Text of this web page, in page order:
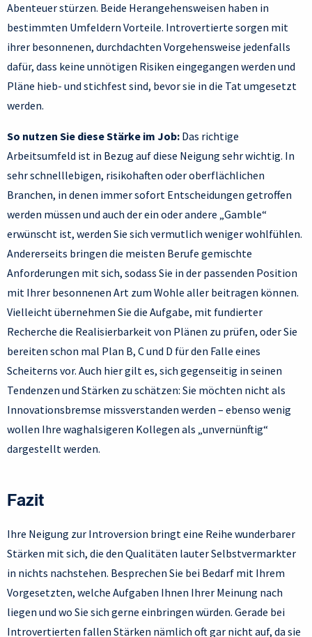
Abenteuer stürzen. Beide Herangehensweisen haben in
bestimmten Umfeldern Vorteile. Introvertierte sorgen mit
ihrer besonnenen, durchdachten Vorgehensweise jedenfalls
dafür, dass keine unnötigen Risiken eingegangen werden und
Pläne hieb- und stichfest sind, bevor sie in die Tat umgesetzt
werden.
So nutzen Sie diese Stärke im Job: Das richtige
Arbeitsumfeld ist in Bezug auf diese Neigung sehr wichtig. In
sehr schnelllebigen, risikohaften oder oberflächlichen
Branchen, in denen immer sofort Entscheidungen getroffen
werden müssen und auch der ein oder andere „Gamble“
erwünscht ist, werden Sie sich vermutlich weniger wohlfühlen.
Andererseits bringen die meisten Berufe gemischte
Anforderungen mit sich, sodass Sie in der passenden Position
mit Ihrer besonnenen Art zum Wohle aller beitragen können.
Vielleicht übernehmen Sie die Aufgabe, mit fundierter
Recherche die Realisierbarkeit von Plänen zu prüfen, oder Sie
bereiten schon mal Plan B, C und D für den Falle eines
Scheiterns vor. Auch hier gilt es, sich gegenseitig in seinen
Tendenzen und Stärken zu schätzen: Sie möchten nicht als
Innovationsbremse missverstanden werden – ebenso wenig
wollen Ihre waghalsigeren Kollegen als „unvernünftig“
dargestellt werden.
Fazit
Ihre Neigung zur Introversion bringt eine Reihe wunderbarer
Stärken mit sich, die den Qualitäten lauter Selbstvermarkter
in nichts nachstehen. Besprechen Sie bei Bedarf mit Ihrem
Vorgesetzten, welche Aufgaben Ihnen Ihrer Meinung nach
liegen und wo Sie sich gerne einbringen würden. Gerade bei
Introvertierten fallen Stärken nämlich oft gar nicht auf, da sie